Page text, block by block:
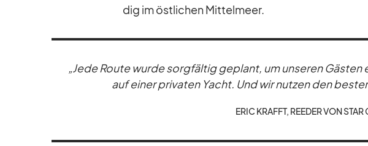
dig im öst­li­chen Mit­tel­meer.
„Jede Route wurde sorg­fäl­tig ge­plant, um un­se­ren
auf ei­ner pri­va­ten Yacht. Und wir nut­zen den
ERIC KRAFFT, REE­DER VON STAR